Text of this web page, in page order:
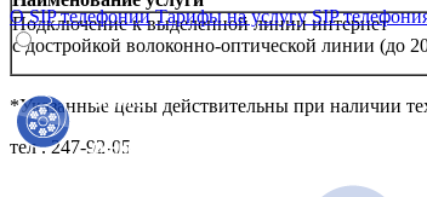
О SIP телефонии Тарифы на услугу SIP
Подключение к выделенной линии интернет
с достройкой волоконно-оптической линии (до
*Указанные цены действительны при наличии
тел . 247-92-05